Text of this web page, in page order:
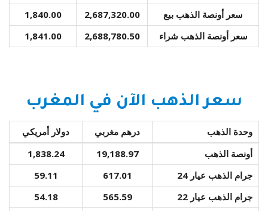
سعر أونصة الذهب بيع
2,687,320.00
1,840.00
سعر أونصة الذهب شراء
2,688,780.50
1,841.00
سعر الذهب الآن في المغرب
وحدة الذهب درهم مغربي
دولار أمريكي
أونصة الذهب
19,188.97
1,838.24
جرام الذهب عيار 24
617.01
59.11
جرام الذهب عيار 22
565.59
54.18